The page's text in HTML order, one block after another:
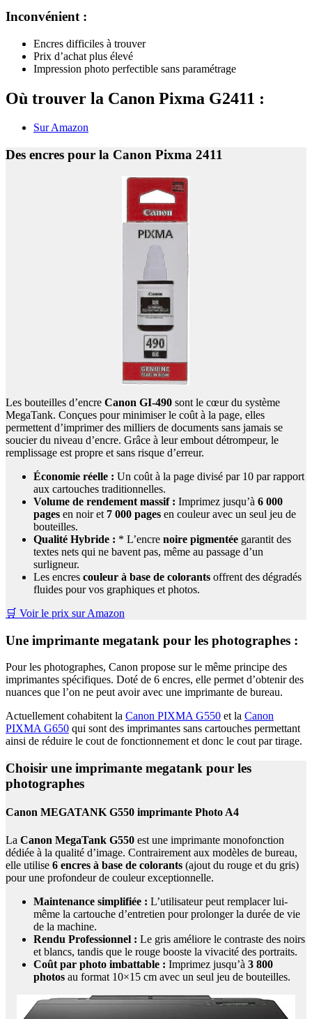
Inconvénient :
Encres difficiles à trouver
Prix d’achat plus élevé
Impression photo perfectible sans paramétrage
Où trouver la Canon Pixma G2411 :
Sur Amazon
Des encres pour la Canon Pixma 2411
Les bouteilles d’encre Canon GI-490 sont le cœur du système
MegaTank. Conçues pour minimiser le coût à la page, elles
permettent d’imprimer des milliers de documents sans jamais se
soucier du niveau d’encre. Grâce à leur embout détrompeur, le
remplissage est propre et sans risque d’erreur.
Économie réelle : Un coût à la page divisé par 10 par rapport
aux cartouches traditionnelles.
Volume de rendement massif : Imprimez jusqu’à 6 000
pages en noir et 7 000 pages en couleur avec un seul jeu de
bouteilles.
Qualité Hybride : * L’encre noire pigmentée garantit des
textes nets qui ne bavent pas, même au passage d’un
surligneur.
Les encres couleur à base de colorants offrent des dégradés
fluides pour vos graphiques et photos.
🛒 Voir le prix sur Amazon
Une imprimante megatank pour les photographes :
Pour les photographes, Canon propose sur le même principe des
imprimantes spécifiques. Doté de 6 encres, elle permet d’obtenir des
nuances que l’on ne peut avoir avec une imprimante de bureau.
Actuellement cohabitent la Canon PIXMA G550 et la Canon
PIXMA G650 qui sont des imprimantes sans cartouches permettant
ainsi de réduire le cout de fonctionnement et donc le cout par tirage.
Choisir une imprimante megatank pour les
photographes
Canon MEGATANK G550 imprimante Photo A4
La Canon MegaTank G550 est une imprimante monofonction
dédiée à la qualité d’image. Contrairement aux modèles de bureau,
elle utilise 6 encres à base de colorants (ajout du rouge et du gris)
pour une profondeur de couleur exceptionnelle.
Maintenance simplifiée : L’utilisateur peut remplacer lui-
même la cartouche d’entretien pour prolonger la durée de vie
de la machine.
Rendu Professionnel : Le gris améliore le contraste des noirs
et blancs, tandis que le rouge booste la vivacité des portraits.
Coût par photo imbattable : Imprimez jusqu’à 3 800
photos au format 10×15 cm avec un seul jeu de bouteilles.